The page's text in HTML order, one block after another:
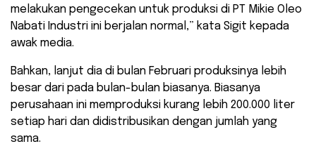
melakukan pengecekan untuk produksi di PT Mikie Oleo
Nabati Industri ini berjalan normal,” kata Sigit kepada
awak media.
Bahkan, lanjut dia di bulan Februari produksinya lebih
besar dari pada bulan-bulan biasanya. Biasanya
perusahaan ini memproduksi kurang lebih 200.000 liter
setiap hari dan didistribusikan dengan jumlah yang
sama.